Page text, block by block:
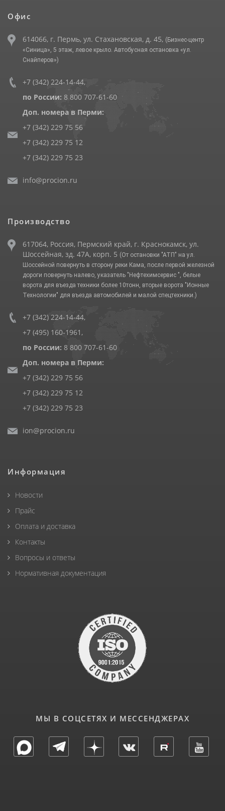
Офис
614066, г. Пермь, ул. Стахановская, д. 45, (Бизнес-центр
«Синица», 5 этаж, левое крыло. Автобусная остановка «ул.
Снайперов»)
+7 (342) 224-14-44,
по России: 8 800 707-61-60
Доп. номера в Перми:
+7 (342) 229 75 56
+7 (342) 229 75 12
+7 (342) 229 75 23
info@procion.ru
Производство
617064, Россия, Пермский край, г. Краснокамск, ул.
Шоссейная, зд. 47А, корп. 5 (От остановки "АТП" на ул.
Шоссейной повернуть в сторону реки Кама, после первой железной
дороги повернуть налево, указатель "Нефтехимсервис ", белые
ворота для въезда техники более 10тонн, вторые ворота "Ионные
Технологии" для въезда автомобилей и малой спецтехники.)
+7 (342) 224-14-44,
+7 (495) 160-1961 ,
по России: 8 800 707-61-60
Доп. номера в Перми:
+7 (342) 229 75 56
+7 (342) 229 75 12
+7 (342) 229 75 23
ion@procion.ru
Информация
Новости
Прайс
Оплата и доставка
Контакты
Вопросы и ответы
Нормативная документация
МЫ В СОЦСЕТЯХ И МЕССЕНДЖЕРАХ